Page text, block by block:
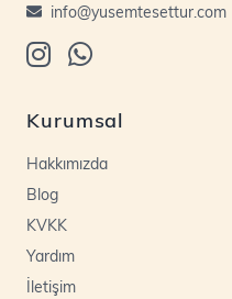
info@yusemtesettur.com
Kurumsal
Hakkımızda
Blog
KVKK
Yardım
İletişim